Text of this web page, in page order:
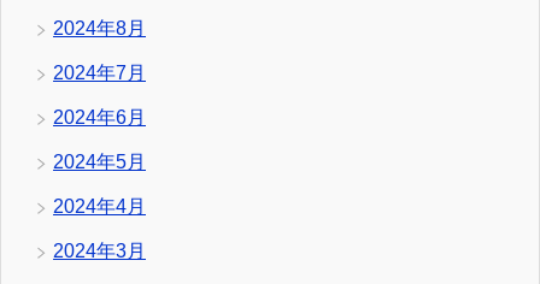
2024年8月
2024年7月
2024年6月
2024年5月
2024年4月
2024年3月